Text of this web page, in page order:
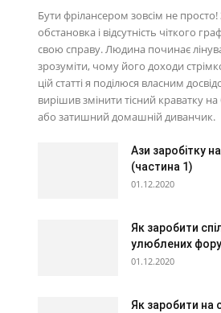
Бути фрілансером зовсім не
обстановка і відсутність чіткого
свою справу. Людина починає
зрозуміти, чому його доходи
цій статті я поділюся власним
вирішив змінити тісний краватку
або затишний домашній диванчик.
Ази заробітку
(частина 1)
01.12.2020
Як заробити
улюблених
01.12.2020
Як заробити на